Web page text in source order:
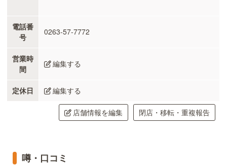
電話番
号
0263-57-7772
営業時
間
編集する
定休日 編集する
店舗情報を編集 閉店・移転・重複報告
噂・口コミ